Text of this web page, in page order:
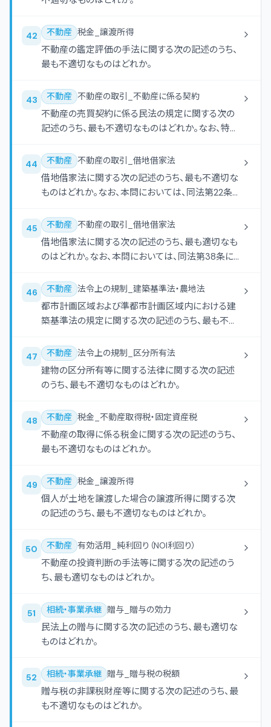
42 不動産 税金_譲渡所得
不動産の鑑定評価の手法に関する次の記述のうち、
最も不適切なものはどれか。
43 不動産 不動産の取引_不動産に係る契約
不動産の売買契約に係る民法の規定に関する次の
記述のうち、最も不適切なものはどれか。なお、特約
44 不動産 不動産の取引_借地借家法
借地借家法に関する次の記述のうち、最も不適切な
ものはどれか。なお、本問においては、同法第22条の
条の定期借地権等以外の借地権を普通借地権とい
う。
45 不動産 不動産の取引_借地借家法
借地借家法に関する次の記述のうち、最も適切なも
のはどれか。なお、本問においては、同法第38条によ
以外の建物賃貸借契約を普通借家契約という。
46 不動産 法令上の規制_建築基準法・農地法
都市計画区域および準都市計画区域内における建
築基準法の規定に関する次の記述のうち、最も不適
47 不動産 法令上の規制_区分所有法
建物の区分所有等に関する法律に関する次の記述
のうち、最も不適切なものはどれか。
48 不動産 税金_不動産取得税・固定資産税
不動産の取得に係る税金に関する次の記述のうち、
最も不適切なものはどれか。
49 不動産 税金_譲渡所得
個人が土地を譲渡した場合の譲渡所得に関する次
の記述のうち、最も不適切なものはどれか。
50 不動産 有効活用_純利回り（NOI利回り）
不動産の投資判断の手法等に関する次の記述のう
ち、最も適切なものはどれか。
51 相続・事業承継 贈与_贈与の効力
民法上の贈与に関する次の記述のうち、最も適切な
ものはどれか。
52 相続・事業承継 贈与_贈与税の税額
贈与税の非課税財産等に関する次の記述のうち、最
も不適切なものはどれか。